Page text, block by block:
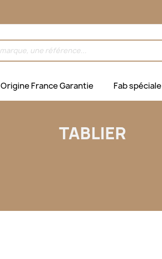
Origine France Garantie Fab spéciale
TABLIER